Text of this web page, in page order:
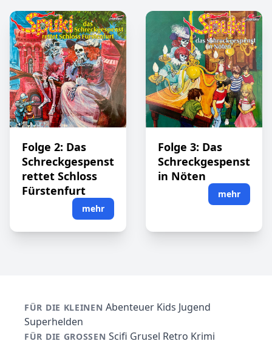
Folge 2: Das
Schreckgespenst
rettet Schloss
Fürstenfurt
mehr
Folge 3: Das
Schreckgespenst
in Nöten
mehr
FÜR DIE KLEINEN Abenteuer Kids Jugend
Superhelden
FÜR DIE GROSSEN Scifi Grusel Retro Krimi